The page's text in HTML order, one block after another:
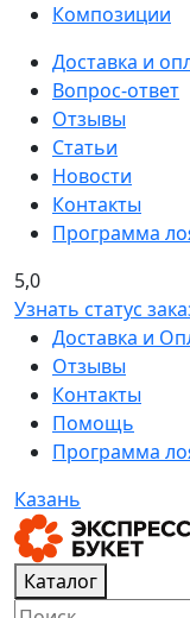
Композиции
Доставка и
Вопрос-ответ
Отзывы
Статьи
Новости
Контакты
Программа
5,0
Узнать статус
Доставка и
Отзывы
Контакты
Помощь
Программа
Казань
Каталог